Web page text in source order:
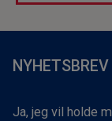
NYHETSBREV
Ja, jeg vil holde